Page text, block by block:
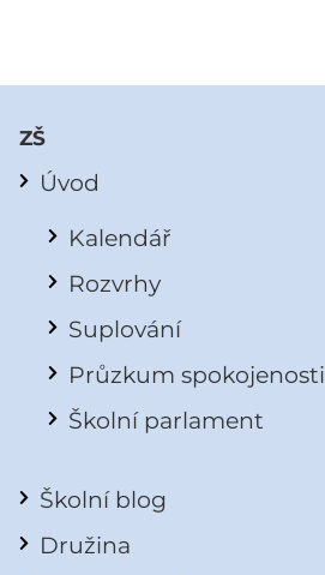
ZŠ
Úvod
Kalendář
Rozvrhy
Suplování
Průzkum spokojenosti
Školní parlament
Školní blog
Družina